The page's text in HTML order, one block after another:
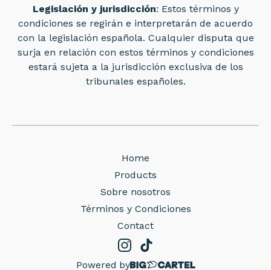
Legislación y jurisdicción: Estos términos y
condiciones se regirán e interpretarán de acuerdo
con la legislación española. Cualquier disputa que
surja en relación con estos términos y condiciones
estará sujeta a la jurisdicción exclusiva de los
tribunales españoles.
Home
Products
Sobre nosotros
Términos y Condiciones
Contact
Powered by